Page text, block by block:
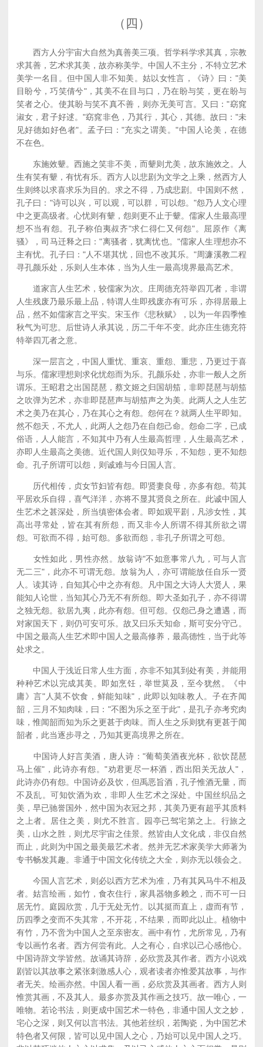
（四）
西方人分宇宙大自然为真善美三项。哲学科学求其真，宗教
求其善，艺术求其美，故亦称美学。中国人不主分，不特立艺术
美学一名目。但中国人非不知美。姑以女性言，《诗》曰："美
目盼兮，巧笑倩兮"，其美不在目与口，乃在盼与笑，更在盼与
笑者之心。使其盼与笑不真不善，则亦无美可言。又曰："窈窕
淑女，君子好逑。"窈窕非色，乃其行，其心，其德。故曰："未
见好德如好色者"。孟子曰："充实之谓美。"中国人论美，在德
不在色。
东施效颦。西施之笑非不美，而颦则尤美，故东施效之。人
生有笑有颦，有忧有乐。西方人以悲剧为文学之上乘，然西方人
生则终以求喜求乐为目的。求之不得，乃成悲剧。中国则不然，
孔子曰："诗可以兴，可以观，可以群，可以怨。"怨乃人文心理
中之更高级者。心忧则有颦，怨则更不止于颦。儒家人生最高理
想不当有怨。孔子称伯夷叔齐"求仁得仁又何怨"。屈原作《离
骚》，司马迁释之曰："离骚者，犹离忧也。"儒家人生理想亦不
主有忧。孔子曰："人不堪其忧，回也不改其乐。"周濂溪教二程
寻孔颜乐处，乐则人生本体，当为人生一最高境界最高艺术。
道家言人生艺术，较儒家为次。庄周德充符举四兀者，非谓
人生残废乃最乐最上品，特谓人生即残废亦有可乐，亦得居最上
品，然不如儒家言之平实。宋玉作《悲秋赋》，以为一年四季惟
秋气为可悲。后世诗人承其说，历二千年不变。此亦庄生德充符
特举四兀者之意。
深一层言之，中国人重忧、重哀、重怨、重悲，乃更过于喜
与乐。儒家理想则求化忧怨而为乐。孔颜乐处，亦非一般人之所
谓乐。王昭君之出国琵琶，蔡文姬之归国胡笳，非即琵琶与胡笳
之吹弹为艺术，亦非即琵琶声与胡笳声之为美。此两人之人生艺
术之美乃在其心，乃在其心之有怨。怨何在？就两人生平即知。
然不怨天，不尤人，此两人之怨乃在自怨己命。怨命二字，已成
俗语，人人能言，不知其中乃有人生最高哲理，人生最高艺术，
亦即人生最高之美德。近代国人则仅知寻乐，不知怨，更不知怨
命。孔子所谓可以怨，则诚难与今日国人言。
历代相传，贞女节妇皆有怨。即贤妻良母，亦多有怨。苟其
平居欢乐自得，喜气洋洋，亦将不显其贤良之所在。此诚中国人
生艺术之甚深处，所当缜密体会者。即如观平剧，凡涉女性，其
高出寻常处，皆在其有所怨，而又非今人所谓不得其所欲之谓
怨。可欲而不得，始可怨。多欲而怨，非孔子所谓之可怨。
女性如此，男性亦然。放翁诗"不如意事常八九，可与人言
无二三"，此亦不可谓无怨。放翁为人，亦可谓能放任自乐一贤
人。读其诗，自知其心中之亦有怨。凡中国之大诗人大贤人，果
能知人论世，当知其心乃无不有所怨。即大圣如孔子，亦不得谓
之独无怨。欲居九夷，此亦有怨。但可怨。仅怨己身之遭遇，而
对家国天下，则仍可安可乐。故又曰乐天知命，斯可安分守己。
中国之最高人生艺术即中国人之最高修养，最高德性，当于此等
处求之。
中国人于浅近日常人生方面，亦非不知其到处有美，并能用
种种艺术以完成其美。即如烹饪，举世莫及，至今犹然。《中
庸》言"人莫不饮食，鲜能知味"，此即以知味教人。子在齐闻
韶，三月不知肉味，曰："不图为乐之至于此"，是孔子亦考究肉
味，惟闻韶而知为乐之更甚于肉味。而人生之乐则犹有更甚于闻
韶者，此当逐步寻之，乃知其更高境界之所在。
中国诗人好言美酒，唐人诗："葡萄美酒夜光杯，欲饮琵琶
马上催"，此诗亦有怨。"劝君更尽一杯酒，西出阳关无故人"，
此诗亦仍有怨。中国诗必及饮，但禹恶旨酒，孔子惟酒无量，而
不及乱。可知饮酒为欢，非即人生艺术之深处。中国丝织品之
美，早已驰誉国外，然中国为衣冠之邦，其美乃更有超乎其质料
之上者。居住之美，则尤不胜言。园亭已驾宅第之上。行旅之
美，山水之胜，则尤尽宇宙之佳景。然皆由人文化成，非仅自然
而止，此则为中国之最美最艺术者。然并无艺术家美学大师著为
专书畅发其趣。非通于中国文化传统之大全，则亦无以领会之。
今国人言艺术，则必以西方艺术为准，乃有其风马牛不相及
者。姑言绘画，如竹，食衣住行，家具器物多赖之，而不可一日
居无竹。庭园欣赏，几于无处无竹。以其挺而直上，虚而有节，
历四季之变而不失其常，不开花，不结果，而即此以止。植物中
有竹，乃不啻为中国人之至亲密友。画中有竹，尤所常见，乃有
专以画竹名者。西方何尝有此。人之有心，自求以己心感他心。
中国诗辞文学皆然。故诵其诗辞，必欣赏及其作者。西方小说戏
剧皆以其故事之紧张刺激感人心，观者读者亦惟爱其故事，与作
者无关。绘画亦然。中国人看一画，必欣赏及其画者。西方人则
惟赏其画，不及其人。最多亦赏及其作画之技巧。故一唯心，一
唯物。若论书法，则更成中国艺术一特色，非通中国人文之妙，
宅心之深，则又何以言书法。其他若丝织，若陶瓷，为中国艺术
特色者又何限，皆可以见中国人之心，乃始可以见中国人之巧。